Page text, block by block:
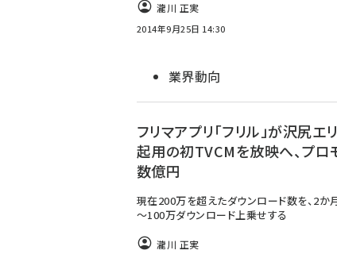
瀧川 正実
2014年9月25日 14:30
業界動向
フリマアプリ「フリル」が沢尻エ
起用の初TVCMを放映へ、プロ
数億円
現在200万を超えたダウンロード数を、2か
～100万ダウンロード上乗せする
瀧川 正実